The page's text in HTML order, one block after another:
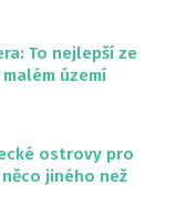
To nejlepší ze
území
ostrovy pro
jiného než